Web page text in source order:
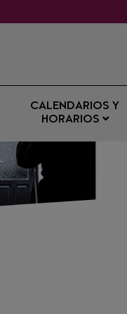
CALENDARIOS Y
HORARIOS